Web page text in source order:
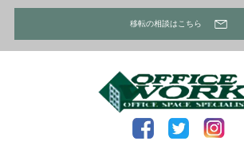
移転の相談はこちら